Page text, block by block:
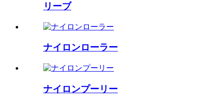
リーブ
ナイロンローラー
ナイロンプーリー